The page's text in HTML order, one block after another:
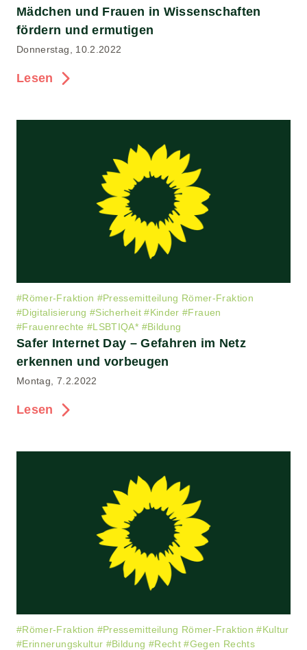
Mädchen und Frauen in Wissenschaften
fördern und ermutigen
Donnerstag, 10.2.2022
Lesen
#Römer-Fraktion #Pressemitteilung Römer-Fraktion
#Digitalisierung #Sicherheit #Kinder #Frauen
#Frauenrechte #LSBTIQA* #Bildung
Safer Internet Day – Gefahren im Netz
erkennen und vorbeugen
Montag, 7.2.2022
Lesen
#Römer-Fraktion #Pressemitteilung Römer-Fraktion #Kultur
#Erinnerungskultur #Bildung #Recht #Gegen Rechts